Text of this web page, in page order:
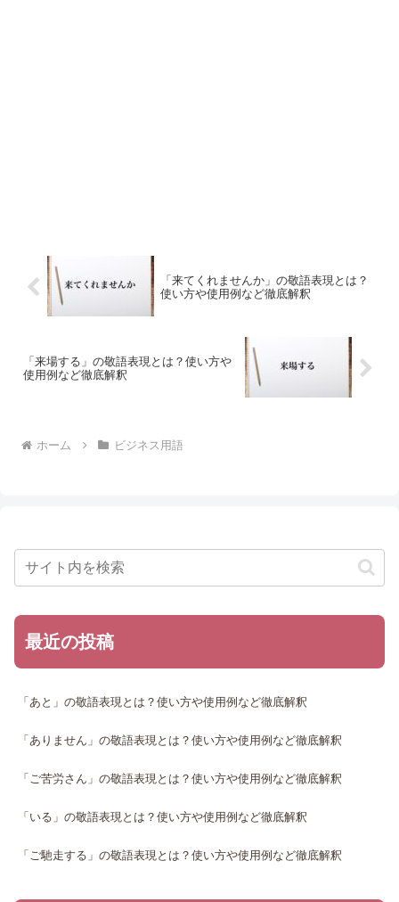
「来てくれませんか」の敬語表現とは？
使い方や使用例など徹底解釈
「来場する」の敬語表現とは？使い方や
使用例など徹底解釈
ホーム ビジネス用語
最近の投稿
「あと」の敬語表現とは？使い方や使用例など徹底解釈
「ありません」の敬語表現とは？使い方や使用例など徹底解釈
「ご苦労さん」の敬語表現とは？使い方や使用例など徹底解釈
「いる」の敬語表現とは？使い方や使用例など徹底解釈
「ご馳走する」の敬語表現とは？使い方や使用例など徹底解釈